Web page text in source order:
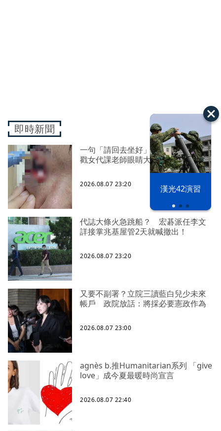
漢光42演習
即時新聞
一句「請回去坐好」 特教生持斷掃把
戳女代課老師眼睛大失血近失明
2026.08.07 23:20
代誌大條火急跳船？ 宏碁派任李文
詳接掌兆基屋管2天就喊撤出！
2026.08.07 23:20
又要不副署？立院三讀藍白兒少未來
帳戶 政院放話：將採必要憲政作為
2026.08.07 23:00
agnès b.推Humanitarian系列 「give
love」成今夏最暖時尚宣言
2026.08.07 22:40